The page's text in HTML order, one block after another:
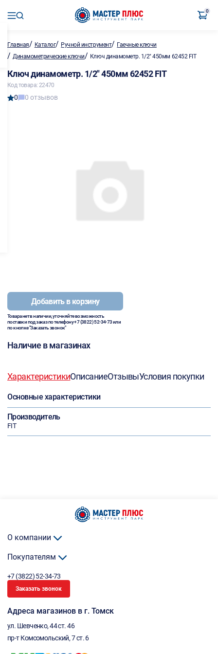
0
Главная/ Каталог/ Ручной инструмент/ Гаечные ключи
/ Динамометрические ключи/ Ключ динамометр. 1/2" 450мм 62452 FIT
Ключ динамометр. 1/2" 450мм 62452 FIT
Код товара: 22470
0 0 отзывов
Добавить в корзину
Товара нет в наличии, уточняйте возможность
поставки под заказ по телефону+7 (3822) 52-34-73или
по кнопке "Заказать звонок"
Наличие в магазинах
ХарактеристикиОписаниеОтзывыУсловия покупки
Основные характеристики
Производитель
FIT
О компании
Покупателям
+7 (3822) 52-34-73
Заказать звонок
Адреса магазинов в г. Томск
ул. Шевченко, 44 ст. 46
пр-т Комсомольский, 7 ст. 6